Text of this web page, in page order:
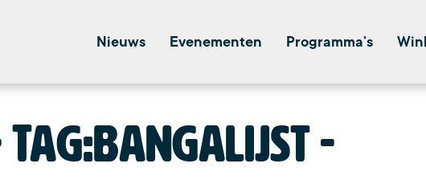
Nieuws Evenementen Programma’s
Tag:bangalijst